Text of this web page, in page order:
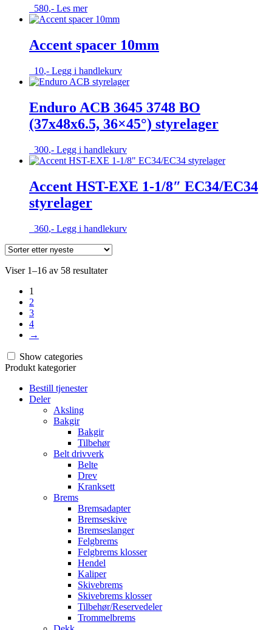
580,- Les mer
Accent spacer 10mm
10,- Legg i handlekurv
Enduro ACB 3645 3748 BO
(37x48x6.5, 36×45°) styrelager
300,- Legg i handlekurv
Accent HST-EXE 1-1/8″ EC34/EC34
styrelager
360,- Legg i handlekurv
Viser 1–16 av 58 resultaterSortert
1
2
3
4
→
Show categories
Produkt kategorier
Bestill tjenester
Deler
Aksling
Bakgir
Bakgir
Tilbehør
Belt drivverk
Belte
Drev
Kranksett
Brems
Bremsadapter
Bremseskive
Bremseslanger
Felgbrems
Felgbrems klosser
Hendel
Kaliper
Skivebrems
Skivebrems klosser
Tilbehør/Reservedeler
Trommelbrems